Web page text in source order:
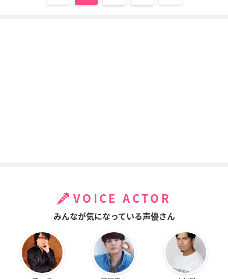
VOICE ACTOR
みんなが気になっている声優さん